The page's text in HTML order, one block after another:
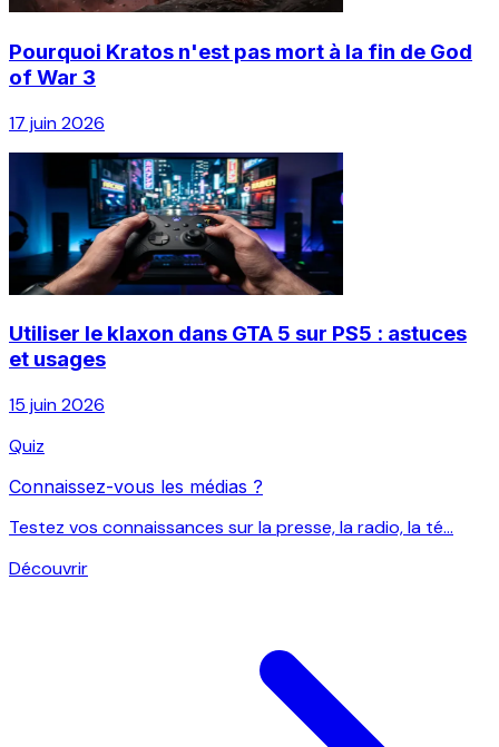
Pourquoi Kratos n'est pas mort à la fin de God
of War 3
17 juin 2026
Utiliser le klaxon dans GTA 5 sur PS5 : astuces
et usages
15 juin 2026
Quiz
Connaissez-vous les médias ?
Testez vos connaissances sur la presse, la radio, la té...
Découvrir